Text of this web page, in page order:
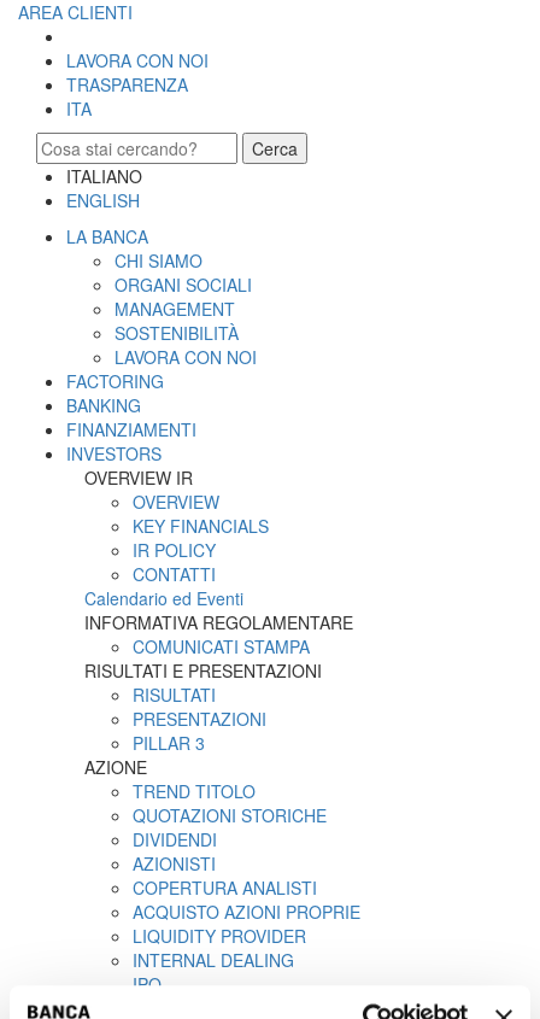
AREA CLIENTI
LAVORA CON NOI
TRASPARENZA
ITA
Cerca
ITALIANO
ENGLISH
LA BANCA
CHI SIAMO
ORGANI SOCIALI
MANAGEMENT
SOSTENIBILITÀ
LAVORA CON NOI
FACTORING
BANKING
FINANZIAMENTI
INVESTORS
OVERVIEW IR
OVERVIEW
KEY FINANCIALS
IR POLICY
CONTATTI
Calendario ed Eventi
INFORMATIVA REGOLAMENTARE
COMUNICATI STAMPA
RISULTATI E PRESENTAZIONI
RISULTATI
PRESENTAZIONI
PILLAR 3
AZIONE
TREND TITOLO
QUOTAZIONI STORICHE
DIVIDENDI
AZIONISTI
COPERTURA ANALISTI
ACQUISTO AZIONI PROPRIE
LIQUIDITY PROVIDER
INTERNAL DEALING
IPO